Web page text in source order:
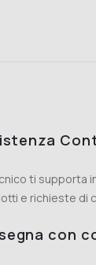
ti supporta
e richieste di
con